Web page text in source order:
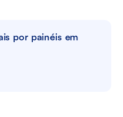
por painéis em